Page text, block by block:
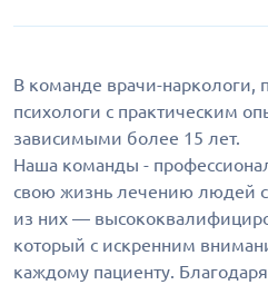
В команде врачи-наркологи,
психологи с практическим
зависимыми более 15 лет.
Наша команды -
свою жизнь лечению людей
из них —
который с искренним
каждому пациенту.